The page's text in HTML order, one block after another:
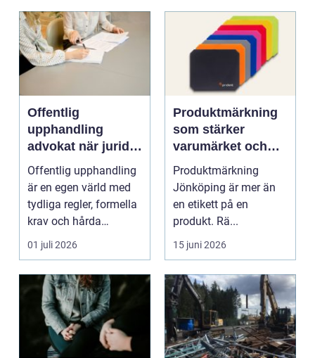
Offentlig
upphandling
advokat när juridik
möter affär
Offentlig upphandling
är en egen värld med
tydliga regler, formella
krav och hårda
tidsfrister. För ...
01 juli 2026
Produktmärkning
som stärker
varumärket och
underlättar
vardagen
Produktmärkning
Jönköping är mer än
en etikett på en
produkt. Rä...
15 juni 2026